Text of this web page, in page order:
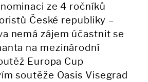
ze 4 ročníků
České republiky –
nemá zájem účastnit se
na mezinárodní
Europa Cup
soutěže Oasis Visegrad